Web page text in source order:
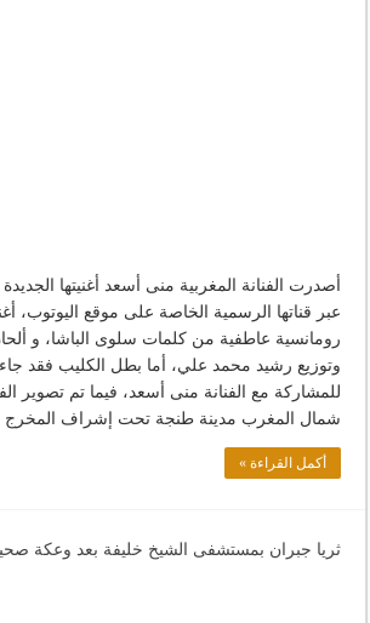
أصدرت الفنانة المغربية منى أسعد أغنيتها
عبر قناتها الرسمية الخاصة على موقع اليوتوب،
رومانسية عاطفية من كلمات سلوى الباشا، و
وتوزيع رشيد محمد علي، أما بطل الكليب فقد
للمشاركة مع الفنانة منى أسعد، فيما تم تصوير
شمال المغرب مدينة طنجة تحت إشراف
أكمل القراءة »
ثريا جبران بمستشفى الشيخ خليفة بعد وعكة